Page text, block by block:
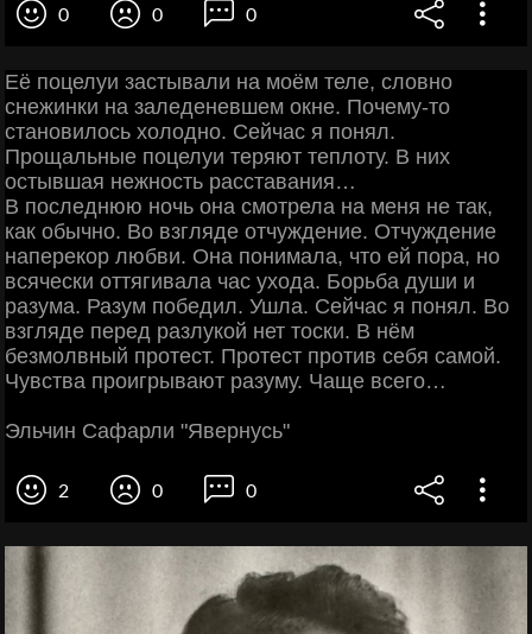
0 0 0
Её поцелуи застывали на моём теле, словно
снежинки на заледеневшем окне. Почему-то
становилось холодно. Сейчас я понял.
Прощальные поцелуи теряют теплоту. В них
остывшая нежность расставания…
В последнюю ночь она смотрела на меня не так,
как обычно. Во взгляде отчуждение. Отчуждение
наперекор любви. Она понимала, что ей пора, но
всячески оттягивала час ухода. Борьба души и
разума. Разум победил. Ушла. Сейчас я понял. Во
взгляде перед разлукой нет тоски. В нём
безмолвный протест. Протест против себя самой.
Чувства проигрывают разуму. Чаще всего…
Эльчин Сафарли "Явернусь"
2 0 0